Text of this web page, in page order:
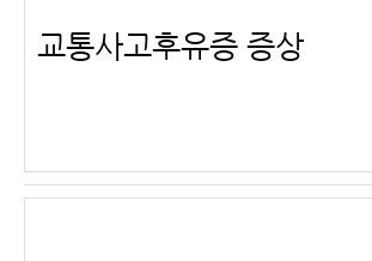
교통사고후유증 증상